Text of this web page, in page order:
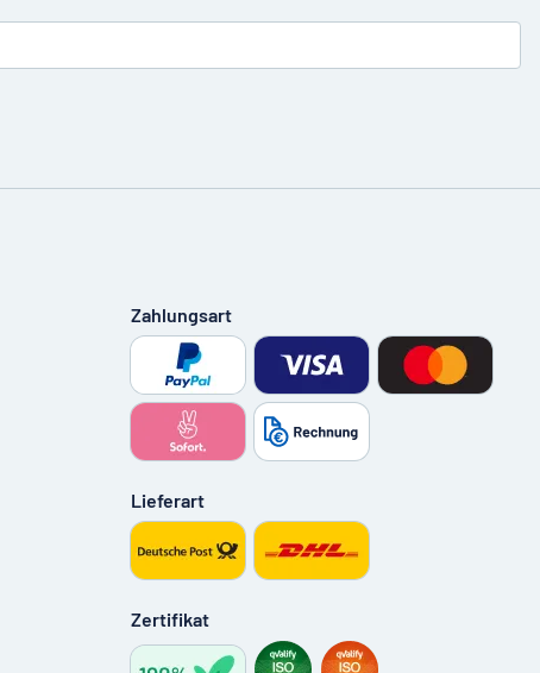
Zahlungsart
Lieferart
Zertifikat